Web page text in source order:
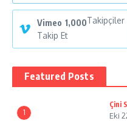
Vimeo 1,000Takipçiler
Takip Et
Featured Posts
1
Çini
Eki